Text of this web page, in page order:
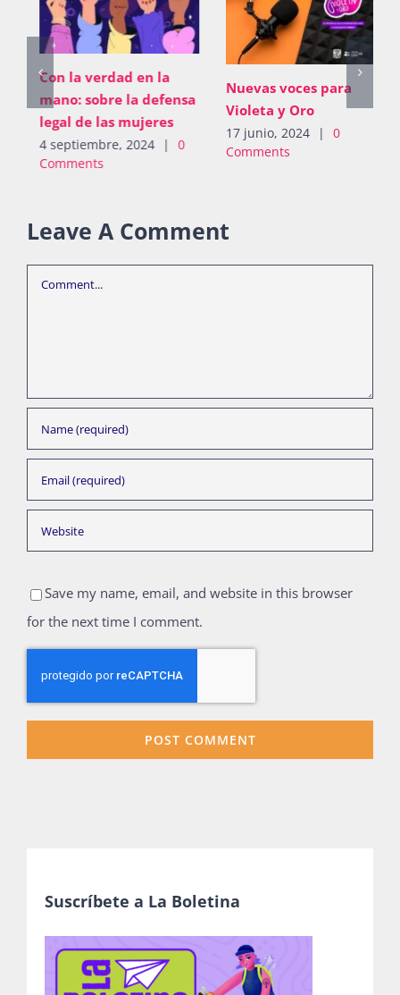
Con la verdad en la
mano: sobre la defensa
legal de las mujeres
4 septiembre, 2024 | 0
Comments
Nuevas voces para
Violeta y Oro
17 junio, 2024 |
0
Comments
Leave A Comment
Comment
Save my name, email, and website in this browser
for the next time I comment.
Suscríbete a La Boletina